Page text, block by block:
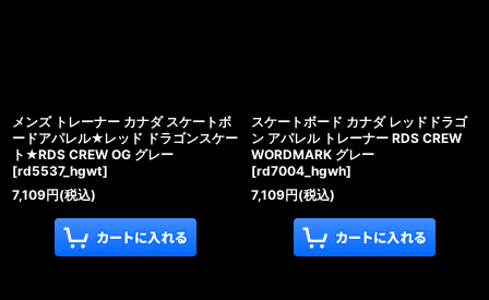
メンズ トレーナー カナダ スケートボ
ードアパレル★レッド ドラゴンスケー
ト★RDS CREW OG グレー
[rd5537_hgwt]
7,109円(税込)
スケートボード カナダ レッドドラゴ
ン アパレル トレーナー RDS CREW
WORDMARK グレー
[rd7004_hgwh]
7,109円(税込)